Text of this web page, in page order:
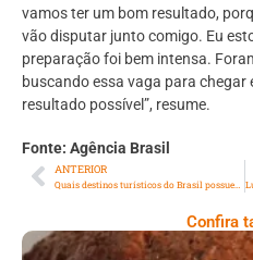
vamos ter um bom resultado,
vão disputar junto comigo. Eu
preparação foi bem intensa.
buscando essa vaga para chegar
resultado possível”, resume.
Fonte: Agência Brasil
ANTERIOR
Confira